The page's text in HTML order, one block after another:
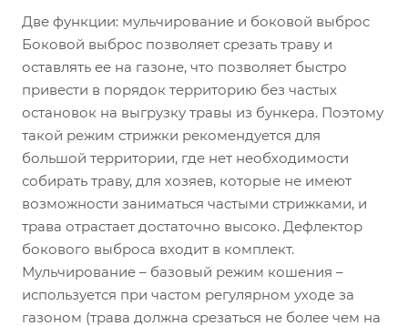
Две функции: мульчирование и боковой выброс
Боковой выброс позволяет срезать траву и
оставлять ее на газоне, что позволяет быстро
привести в порядок территорию без частых
остановок на выгрузку травы из бункера. Поэтому
такой режим стрижки рекомендуется для
большой территории, где нет необходимости
собирать траву, для хозяев, которые не имеют
возможности заниматься частыми стрижками, и
трава отрастает достаточно высоко. Дефлектор
бокового выброса входит в комплект.
Мульчирование – базовый режим кошения –
используется при частом регулярном уходе за
газоном (трава должна срезаться не более чем на